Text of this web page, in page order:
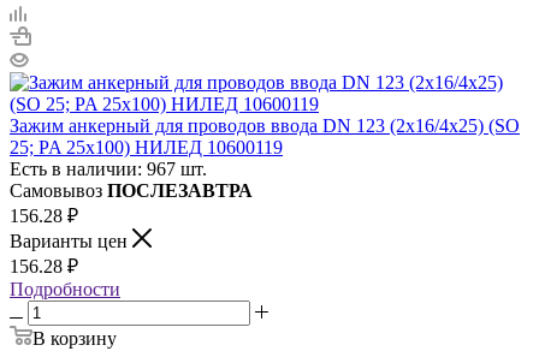
Зажим анкерный для проводов ввода DN 123 (2х16/4х25) (SO
25; PA 25х100) НИЛЕД 10600119
Есть в наличии: 967 шт.
Самовывоз ПОСЛЕЗАВТРА
156.28 ₽
Варианты цен
156.28 ₽
Подробности
В корзину